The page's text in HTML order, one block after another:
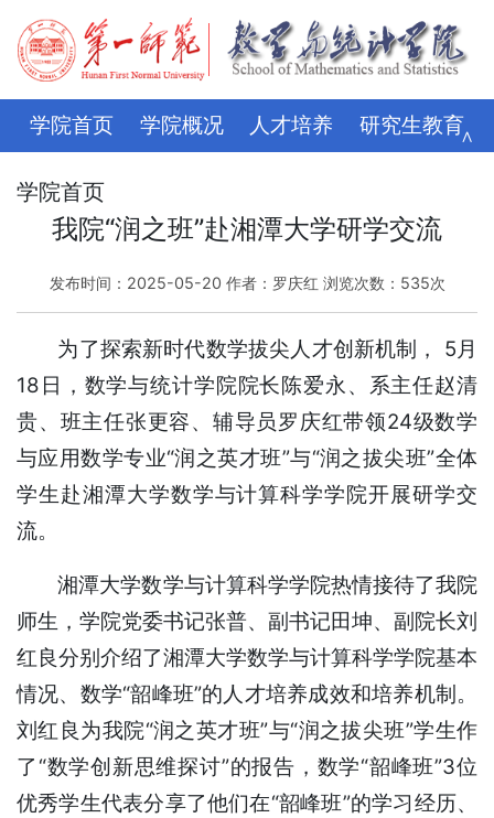
学院首页 学院概况 人才培养 研究生教育
学科科研
学生管理 评建专栏 资料下载 学校主页
∧
学院首页
我院“润之班”赴湘潭大学研学交流
发布时间：2025-05-20 作者：罗庆红 浏览次数： 535次
为了探索新时代数学拔尖人才创新机制， 5月
18日，数学与统计学院院长陈爱永、系主任赵清
贵、班主任张更容、辅导员罗庆红带领24级数学
与应用数学专业“润之英才班”与“润之拔尖班”全体
学生赴湘潭大学数学与计算科学学院开展研学交
流。
湘潭大学数学与计算科学学院热情接待了我院
师生，学院党委书记张普、副书记田坤、副院长刘
红良分别介绍了湘潭大学数学与计算科学学院基本
情况、数学“韶峰班”的人才培养成效和培养机制。
刘红良为我院“润之英才班”与“润之拔尖班”学生作
了“数学创新思维探讨”的报告，数学“韶峰班”3位
优秀学生代表分享了他们在“韶峰班”的学习经历、